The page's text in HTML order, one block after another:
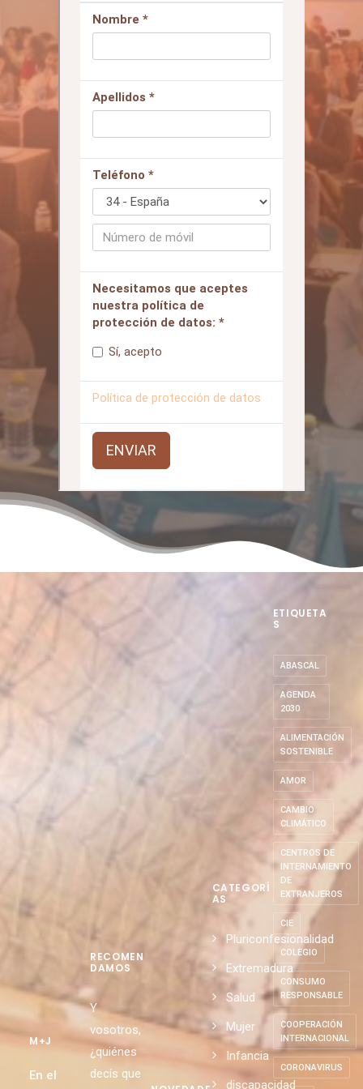
RECOMEN
DAMOS
Y
vosotros,
CATEGORÍ
Pluriconfesionalidad
Extremadura
Salud
Mujer
ETIQUETA
S
ABASCAL
AGENDA
2030
ALIMENTACIÓN
SOSTENIBLE
AMOR
CAMBIO
CLIMÁTICO
CENTROS DE
INTERNAMIENTO
DE
EXTRANJEROS
CIE
COLEGIO
CONSUMO
RESPONSABLE
COOPERACIÓN